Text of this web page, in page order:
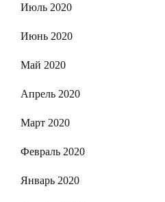
Июль 2020
Июнь 2020
Май 2020
Апрель 2020
Март 2020
Февраль 2020
Январь 2020